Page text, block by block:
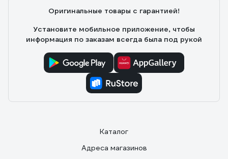
Оригинальные товары с гарантией!
Установите мобильное приложение, чтобы
информация по заказам всегда была под рукой
Каталог
Адреса магазинов